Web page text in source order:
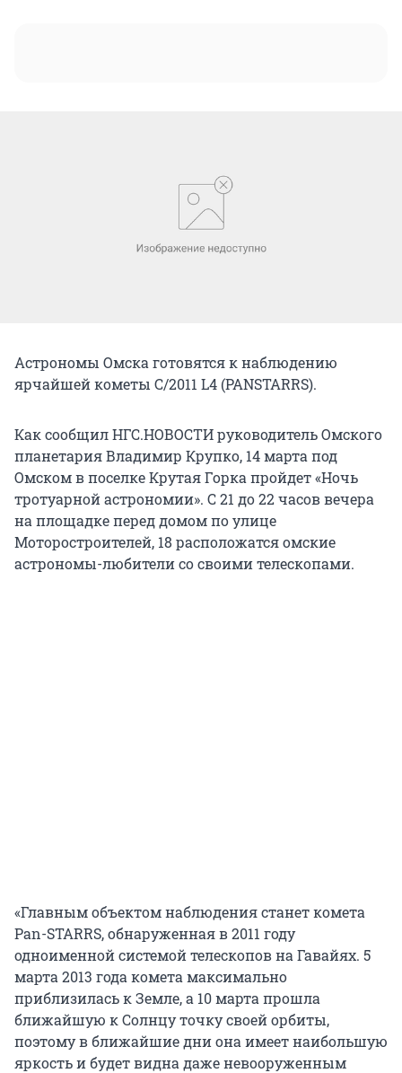
Астрономы Омска готовятся к наблюдению
ярчайшей кометы C/2011 L4 (PANSTARRS).
Как сообщил НГС.НОВОСТИ руководитель Омского
планетария Владимир Крупко, 14 марта под
Омском в поселке Крутая Горка пройдет «Ночь
тротуарной астрономии». С 21 до 22 часов вечера
на площадке перед домом по улице
Моторостроителей, 18 расположатся омские
астрономы-любители со своими телескопами.
«Главным объектом наблюдения станет комета
Pan-STARRS, обнаруженная в 2011 году
одноименной системой телескопов на Гавайях. 5
марта 2013 года комета максимально
приблизилась к Земле, а 10 марта прошла
ближайшую к Солнцу точку своей орбиты,
поэтому в ближайшие дни она имеет наибольшую
яркость и будет видна даже невооруженным